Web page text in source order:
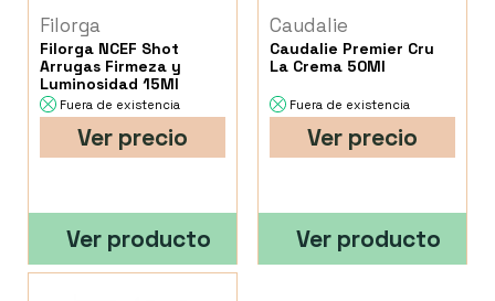
Filorga
Filorga NCEF Shot
Arrugas Firmeza y
Luminosidad 15Ml
Fuera de existencia
Ver precio
Ver producto
Caudalie
Caudalie Premier Cru
La Crema 50Ml
Fuera de existencia
Ver precio
Ver producto